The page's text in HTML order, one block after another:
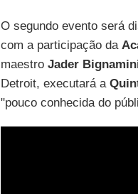
O segundo evento será
com a participação da
maestro Jader
Detroit, executará a
"pouco conhecida do